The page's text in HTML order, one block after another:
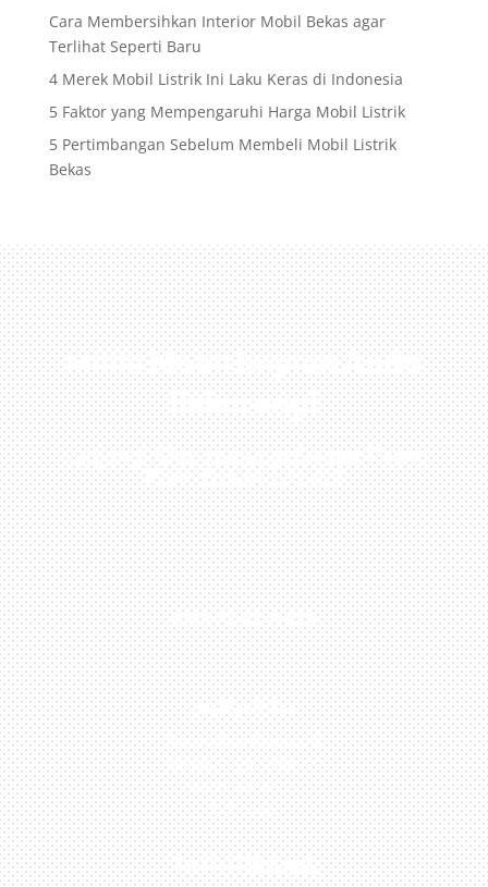
Cara Membersihkan Interior Mobil Bekas agar
Terlihat Seperti Baru
4 Merek Mobil Listrik Ini Laku Keras di Indonesia
5 Faktor yang Mempengaruhi Harga Mobil Listrik
5 Pertimbangan Sebelum Membeli Mobil Listrik
Bekas
Miliki Mobil Impian Anda
Sekarang!
Kunjungi Atau Hubungi Dealer Resmi
Kami Di Kota Anda!
0813-1054-7548
JAKARTA
Perumahan Boulevard
Taman Surya 3 Blok h2,
No.27, Jakarta –
Indonesia
TANGERANG